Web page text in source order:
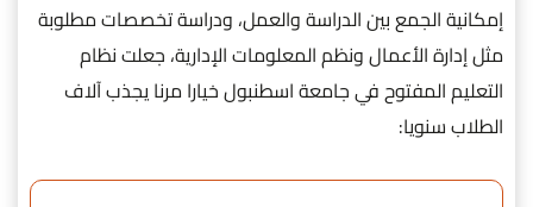
إمكانية الجمع بين الدراسة والعمل، ودراسة تخصصات مطلوبة
مثل إدارة الأعمال ونظم المعلومات الإدارية، جعلت نظام
التعليم المفتوح في جامعة اسطنبول خيارا مرنا يجذب آلاف
الطلاب سنويا: